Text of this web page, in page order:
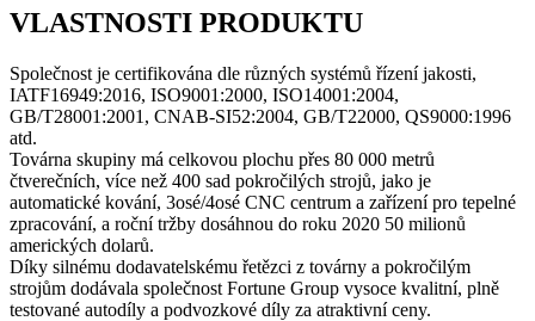
VLASTNOSTI PRODUKTU
Společnost je certifikována dle různých systémů řízení jakosti,
IATF16949:2016, ISO9001:2000, ISO14001:2004,
GB/T28001:2001, CNAB-SI52:2004, GB/T22000, QS9000:1996
atd.
Továrna skupiny má celkovou plochu přes 80 000 metrů
čtverečních, více než 400 sad pokročilých strojů, jako je
automatické kování, 3osé/4osé CNC centrum a zařízení pro tepelné
zpracování, a roční tržby dosáhnou do roku 2020 50 milionů
amerických dolarů.
Díky silnému dodavatelskému řetězci z továrny a pokročilým
strojům dodávala společnost Fortune Group vysoce kvalitní, plně
testované autodíly a podvozkové díly za atraktivní ceny.